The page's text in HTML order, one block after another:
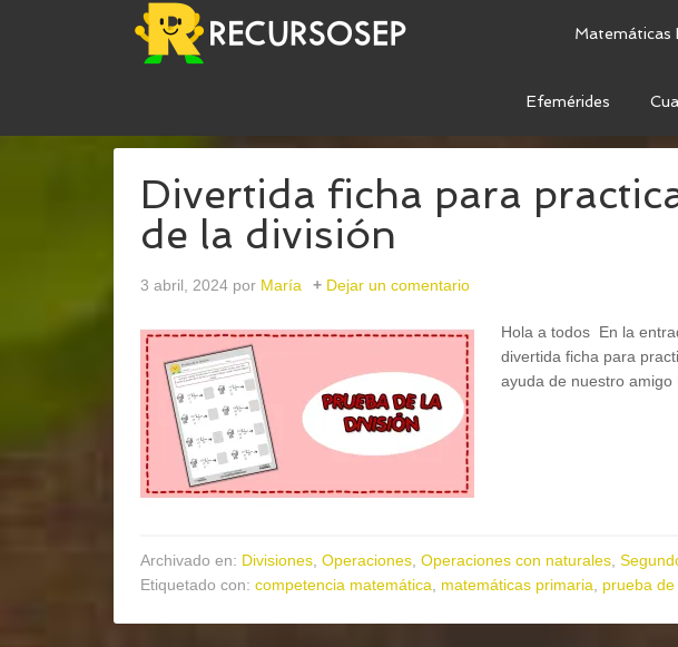
Matemáticas
Efemérides
Divertida ficha para
de la división
3 abril, 2024 por María Dejar un comentario
Hola a todos En la
divertida ficha para
ayuda de nuestro amigo
Archivado en: Divisiones Operaciones Operaciones con naturales
Etiquetado con: competencia matemática matemáticas primaria prueba